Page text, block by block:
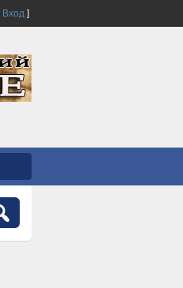
Вход ]